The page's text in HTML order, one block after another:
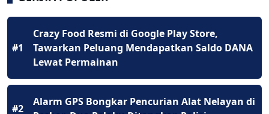
#1
Crazy Food Resmi di Google Play Store,
Tawarkan Peluang Mendapatkan Saldo DANA
Lewat Permainan
#2
Alarm GPS Bongkar Pencurian Alat Nelayan di